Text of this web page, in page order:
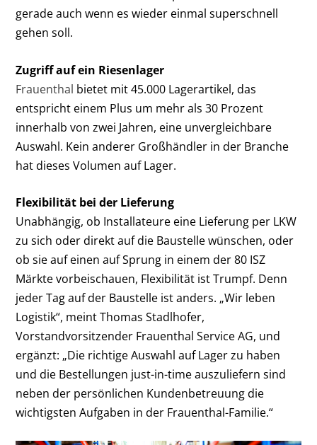
gerade auch wenn es wieder einmal superschnell
gehen soll.
Zugriff auf ein Riesenlager
Frauenthal bietet mit 45.000 Lagerartikel, das
entspricht einem Plus um mehr als 30 Prozent
innerhalb von zwei Jahren, eine unvergleichbare
Auswahl. Kein anderer Großhändler in der Branche
hat dieses Volumen auf Lager.
Flexibilität bei der Lieferung
Unabhängig, ob Installateure eine Lieferung per LKW
zu sich oder direkt auf die Baustelle wünschen, oder
ob sie auf einen auf Sprung in einem der 80 ISZ
Märkte vorbeischauen, Flexibilität ist Trumpf. Denn
jeder Tag auf der Baustelle ist anders. „Wir leben
Logistik“, meint Thomas Stadlhofer,
Vorstandvorsitzender Frauenthal Service AG, und
ergänzt: „Die richtige Auswahl auf Lager zu haben
und die Bestellungen just-in-time auszuliefern sind
neben der persönlichen Kundenbetreuung die
wichtigsten Aufgaben in der Frauenthal-Familie.“